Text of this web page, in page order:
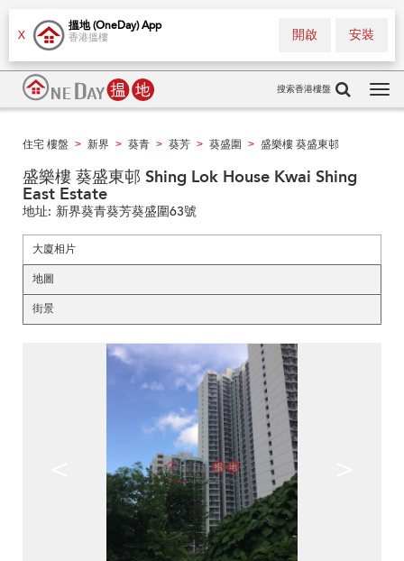
X
搵地 (OneDay) App
香港搵樓 安裝
開啟
搜索香港樓盤
住宅 樓盤 > 新界 > 葵青 > 葵芳 > 葵盛圍 > 盛樂樓 葵盛東邨
盛樂樓 葵盛東邨 Shing Lok House Kwai Shing
East Estate
地址: 新界葵青葵芳葵盛圍63號
大廈相片
地圖
街景